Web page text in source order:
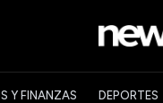
Y FINANZAS DEPORTES